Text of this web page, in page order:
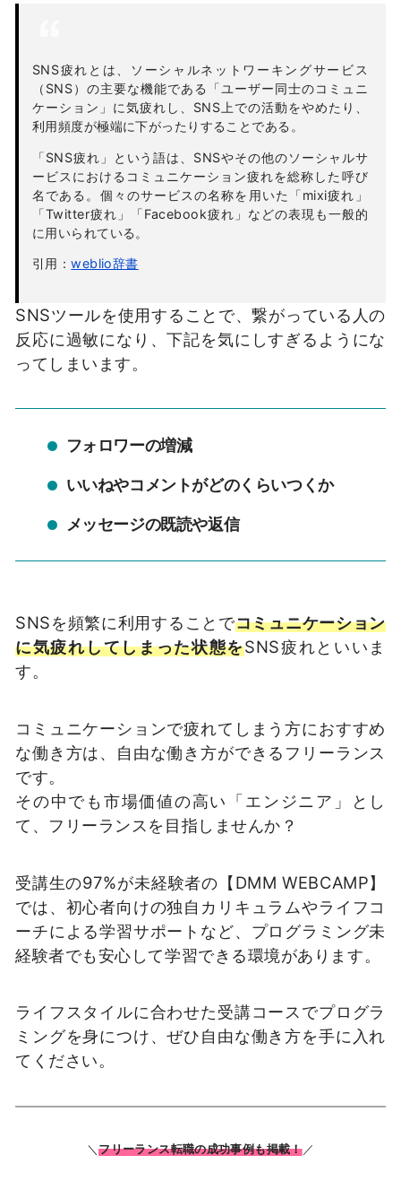
SNS疲れとは、ソーシャルネットワーキングサービス
（SNS）の主要な機能である「ユーザー同士のコミュニ
ケーション」に気疲れし、SNS上での活動をやめたり、
利用頻度が極端に下がったりすることである。
「SNS疲れ」という語は、SNSやその他のソーシャルサ
ービスにおけるコミュニケーション疲れを総称した呼び
名である。個々のサービスの名称を用いた「mixi疲れ」
「Twitter疲れ」「Facebook疲れ」などの表現も一般的
に用いられている。
引用：weblio辞書
SNSツールを使用することで、繋がっている人の
反応に過敏になり、下記を気にしすぎるようにな
ってしまいます。
フォロワーの増減
いいねやコメントがどのくらいつくか
メッセージの既読や返信
SNSを頻繁に利用することでコミュニケーション
に気疲れしてしまった状態をSNS疲れといいま
す。
コミュニケーションで疲れてしまう方におすすめ
な働き方は、自由な働き方ができるフリーランス
です。
その中でも市場価値の高い「エンジニア」とし
て、フリーランスを目指しませんか？
受講生の97%が未経験者の【DMM WEBCAMP】
では、初心者向けの独自カリキュラムやライフコ
ーチによる学習サポートなど、プログラミング未
経験者でも安心して学習できる環境があります。
ライフスタイルに合わせた受講コースでプログラ
ミングを身につけ、ぜひ自由な働き方を手に入れ
てください。
＼フリーランス転職の成功事例も掲載！／